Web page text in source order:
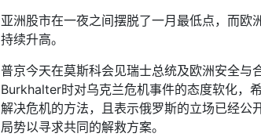
亚洲股市在一夜之间摆脱了一月最低点，而欧
持续升高。
普京今天在莫斯科会见瑞士总统及欧洲安全与
Burkhalter时对乌克兰危机事件的态度软化，
解决危机的方法，且表示俄罗斯的立场已经公
局势以寻求共同的解救方案。